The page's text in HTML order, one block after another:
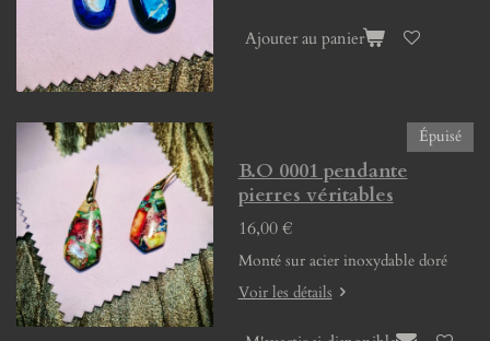
Ajouter au panier
Épuisé
B.O 0001 pendante
pierres véritables
16,00 €
Monté sur acier inoxydable doré
Voir les détails